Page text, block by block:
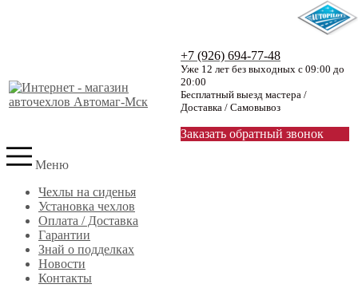
+7 (926) 694-77-48
Уже 12 лет без выходных с 09:00 до
20:00
Бесплатный выезд мастера /
Доставка / Самовывоз
Заказать обратный звонок
Меню
Чехлы на сиденья
Установка чехлов
Оплата / Доставка
Гарантии
Знай о подделках
Новости
Контакты